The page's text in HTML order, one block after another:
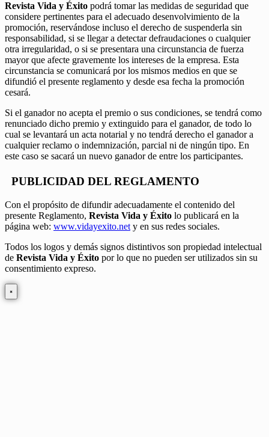
Revista Vida y Éxito podrá tomar las medidas de seguridad que
considere pertinentes para el adecuado desenvolvimiento de la
promoción, reservándose incluso el derecho de suspenderla sin
responsabilidad, si se llegar a detectar defraudaciones o cualquier
otra irregularidad, o si se presentara una circunstancia de fuerza
mayor que afecte gravemente los intereses de la empresa. Esta
circunstancia se comunicará por los mismos medios en que se
difundió el presente reglamento y desde esa fecha la promoción
cesará.
Si el ganador no acepta el premio o sus condiciones, se tendrá como
renunciado dicho premio y extinguido para el ganador, de todo lo
cual se levantará un acta notarial y no tendrá derecho el ganador a
cualquier reclamo o indemnización, parcial ni de ningún tipo. En
este caso se sacará un nuevo ganador de entre los participantes.
PUBLICIDAD DEL REGLAMENTO
Con el propósito de difundir adecuadamente el contenido del
presente Reglamento, Revista Vida y Éxito lo publicará en la
página web: www.vidayexito.net y en sus redes sociales.
Todos los logos y demás signos distintivos son propiedad intelectual
de Revista Vida y Éxito por lo que no pueden ser utilizados sin su
consentimiento expreso.
×